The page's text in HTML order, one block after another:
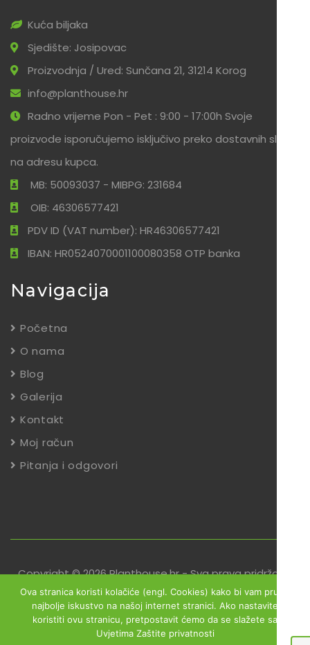
Kuća biljaka
Sjedište: Josipovac
Proizvodnja / Ured: Sunčana 21, 31214 Korog
info@planthouse.hr
Radno vrijeme Pon - Pet : 9:00 - 17:00h Svoje
proizvode isporučujemo isključivo preko dostavnih službi
na adresu kupca.
MB: 50093037 - MIBPG: 231684
OIB: 46306577421
PDV ID (VAT number): HR46306577421
IBAN: HR0524070001100080358 OTP banka
Navigacija
Početna
O nama
Blog
Galerija
Kontakt
Moj račun
Pitanja i odgovori
Copyright © 2026 Planthouse.hr - Sva prava pridržana
Uvjeti poslovanja Reklamacije
Zaštita podataka
Izjava o sigurnosti online plaćanja
Obrazac za jednostrani raskid ugovora
Ova stranica koristi kolačiće (engl. Cookies) kako bi vam pružili
najbolje iskustvo na našoj internet stranici. Ako nastavite
koristiti ovu stranicu, pretpostavit ćemo da se slažete sa
Uvjetima Zaštite privatnosti